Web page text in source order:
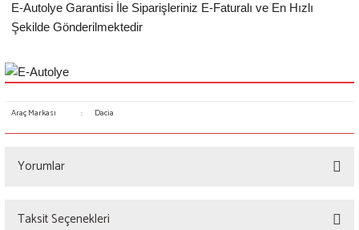
E-Autolye Garantisi İle Siparişleriniz E-Faturalı ve En Hızlı
Şekilde Gönderilmektedir
Araç Markası : Dacia
Yorumlar
Taksit Seçenekleri